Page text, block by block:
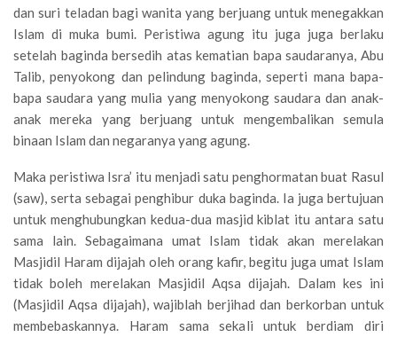
dan suri teladan bagi wanita yang berjuang untuk menegakkan
Islam di muka bumi. Peristiwa agung itu juga juga berlaku
setelah baginda bersedih atas kematian bapa saudaranya, Abu
Talib, penyokong dan pelindung baginda, seperti mana bapa-
bapa saudara yang mulia yang menyokong saudara dan anak-
anak mereka yang berjuang untuk mengembalikan semula
binaan Islam dan negaranya yang agung.
Maka peristiwa Isra’ itu menjadi satu penghormatan buat Rasul
(saw), serta sebagai penghibur duka baginda. Ia juga bertujuan
untuk menghubungkan kedua-dua masjid kiblat itu antara satu
sama lain. Sebagaimana umat Islam tidak akan merelakan
Masjidil Haram dijajah oleh orang kafir, begitu juga umat Islam
tidak boleh merelakan Masjidil Aqsa dijajah. Dalam kes ini
(Masjidil Aqsa dijajah), wajiblah berjihad dan berkorban untuk
membebaskannya. Haram sama sekali untuk berdiam diri